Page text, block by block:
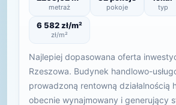
metraż pokoje typ
6 582 zł/m²
zł/m²
Najlepiej dopasowana oferta
Rzeszowa. Budynek handlowo-
prowadzoną rentowną działalnością
obecnie wynajmowany i generujący